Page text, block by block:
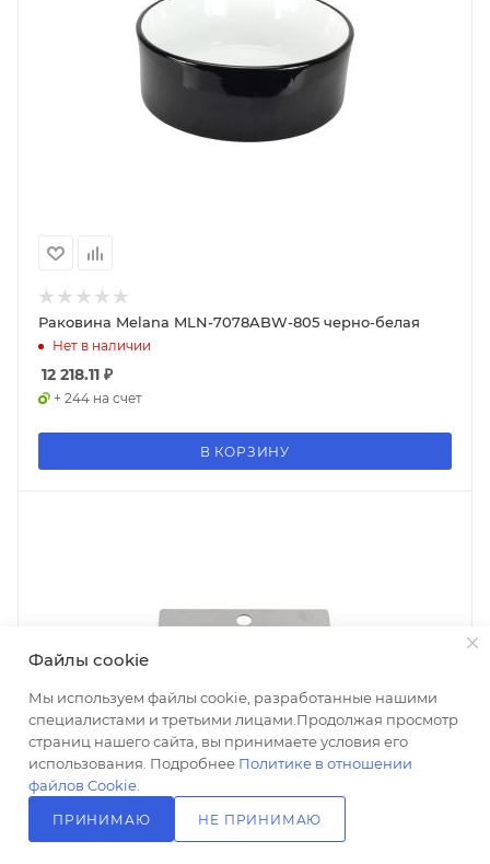
Раковина Melana MLN-7078ABW-805 черно-белая
Нет в наличии
12 218.11 ₽
+ 244 на счет
В КОРЗИНУ
Файлы cookie
Мы используем файлы cookie, разработанные нашими
специалистами и третьими лицами.Продолжая просмотр
страниц нашего сайта, вы принимаете условия его
использования. Подробнее Политике в отношении
файлов Cookie
ПРИНИМАЮ НЕ ПРИНИМАЮ